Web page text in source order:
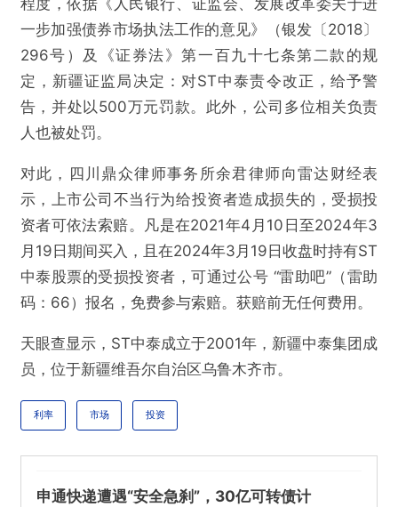
@雷达财经
待解
欺诈 色情 诱导行为
不实信息 违法犯罪 其他
提交
程度，依据《人民银行、证监会、发展改革委关于进
一步加强债券市场执法工作的意见》（银发〔2018〕
296号）及《证券法》第一百九十七条第二款的规
定，新疆证监局决定：对ST中泰责令改正，给予警
告，并处以500万元罚款。此外，公司多位相关负责
人也被处罚。
对此，四川鼎众律师事务所余君律师向雷达财经表
示，上市公司不当行为给投资者造成损失的，受损投
资者可依法索赔。凡是在2021年4月10日至2024年3
月19日期间买入，且在2024年3月19日收盘时持有ST
中泰股票的受损投资者，可通过公号 “雷助吧”（雷助
码：66）报名，免费参与索赔。获赔前无任何费用。
天眼查显示，ST中泰成立于2001年，新疆中泰集团成
员，位于新疆维吾尔自治区乌鲁木齐市。
利率 市场 投资
申通快递遭遇“安全急刹”，30亿可转债计